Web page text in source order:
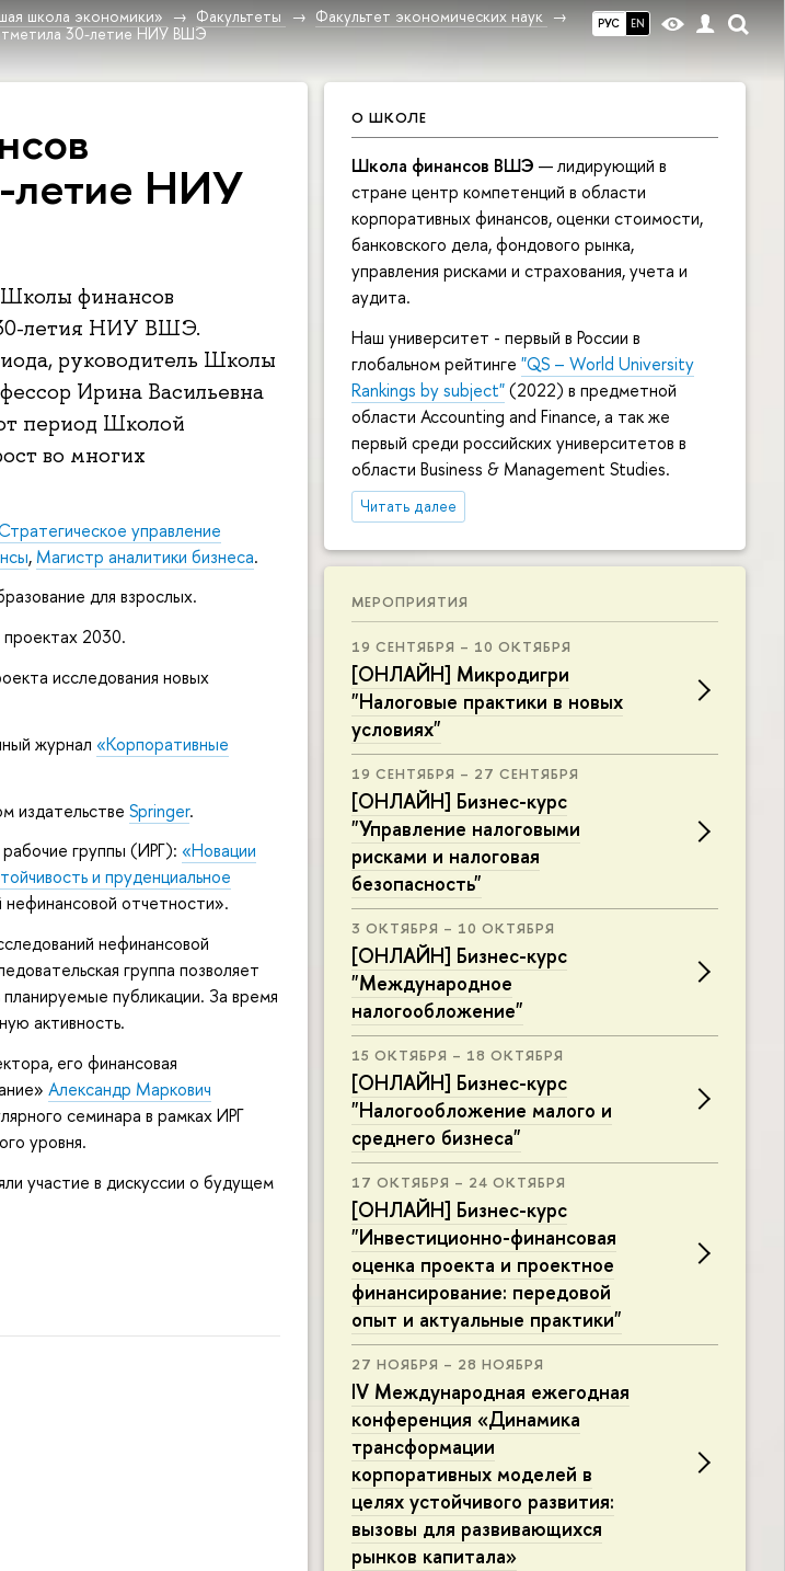
РУС EN
школа экономики» Факультеты
Факультет экономических наук
30-летие НИУ ВШЭ
О ШКОЛЕ
Школа финансов ВШЭ — лидирующий в
стране центр компетенций в области
корпоративных финансов, оценки стоимости,
банковского дела, фондового рынка,
управления рисками и страхования, учета и
аудита.
Наш университет - первый в России в
глобальном рейтинге "QS – World University
Rankings by subject"(2022) в предметной
области Accounting and Finance, а так же
первый среди российских университетов в
области Business & Management Studies.
Читать далее
МЕРОПРИЯТИЯ
19 СЕНТЯБРЯ – 10 ОКТЯБРЯ
[ОНЛАЙН] Микродигри
"Налоговые практики в новых
условиях"
19 СЕНТЯБРЯ – 27 СЕНТЯБРЯ
[ОНЛАЙН] Бизнес-курс
"Управление налоговыми
рисками и налоговая
безопасность"
3 ОКТЯБРЯ – 10 ОКТЯБРЯ
[ОНЛАЙН] Бизнес-курс
"Международное
налогообложение"
15 ОКТЯБРЯ – 18 ОКТЯБРЯ
[ОНЛАЙН] Бизнес-курс
"Налогообложение малого и
среднего бизнеса"
17 ОКТЯБРЯ – 24 ОКТЯБРЯ
[ОНЛАЙН] Бизнес-курс
"Инвестиционно-финансовая
оценка проекта и проектное
финансирование: передовой
опыт и актуальные практики"
27 НОЯБРЯ – 28 НОЯБРЯ
IV Международная ежегодная
конференция «Динамика
трансформации
корпоративных моделей в
целях устойчивого развития:
вызовы для развивающихся
рынков капитала»
летие НИУ
Школы финансов
30-летия НИУ ВШЭ.
руководитель Школы
Ирина Васильевна
период Школой
во многих
управление
, Магистр аналитики бизнеса.
для взрослых.
2030.
исследования новых
журнал«Корпоративные
издательствеSpringer.
группы (ИРГ):«Новации
и пруденциальное
отчетности».
нефинансовой
группа позволяет
публикации. За время
активность.
его финансовая
Александр Маркович
семинара в рамках ИРГ
уровня.
участие в дискуссии о будущем